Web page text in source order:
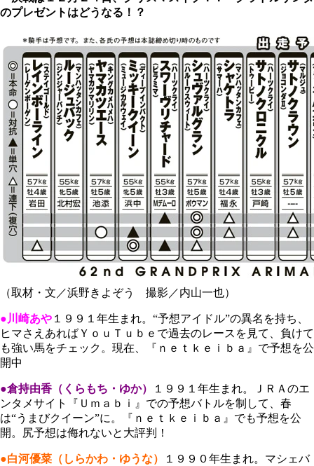
のプレゼントはどうなる！？
（取材・文／浜野きよぞう 撮影／内山一也）
●川崎あや １９９１年生まれ。“予想アイドル”の異名を持ち、
ヒマさえあればＹｏｕＴｕｂｅで過去のレースを見て、負けて
も強い馬をチェック。現在、『ｎｅｔｋｅｉｂａ』で予想を公
開中
●倉持由香（くらもち・ゆか）
１９９１年生まれ。ＪＲＡのエ
ンタメサイト『Ｕｍａｂｉ』での予想バトルを制して、春
は“うまびクイーン”に。『ｎｅｔｋｅｉｂａ』でも予想を公
開。尻予想は侮れないと大評判！
●白河優菜（しらかわ・ゆうな）
１９９０年生まれ。マシェバ